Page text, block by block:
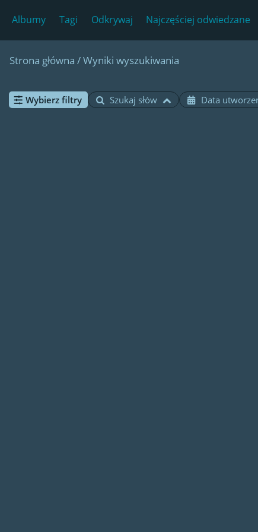
Albumy Tagi Odkrywaj Najczęściej odwiedzane
Strona główna /Wyniki wyszukiwania
Wybierz filtry Szukaj słów Data